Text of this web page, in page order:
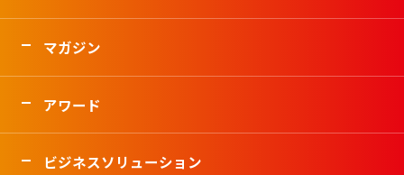
マガジン
アワード
ビジネスソリューション